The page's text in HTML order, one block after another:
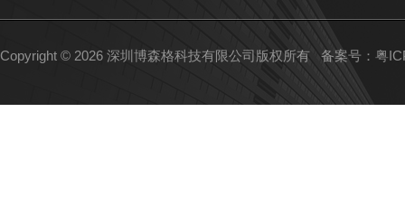
Copyright © 2026 深圳博森格科技有限公司版权所有备案号：粤